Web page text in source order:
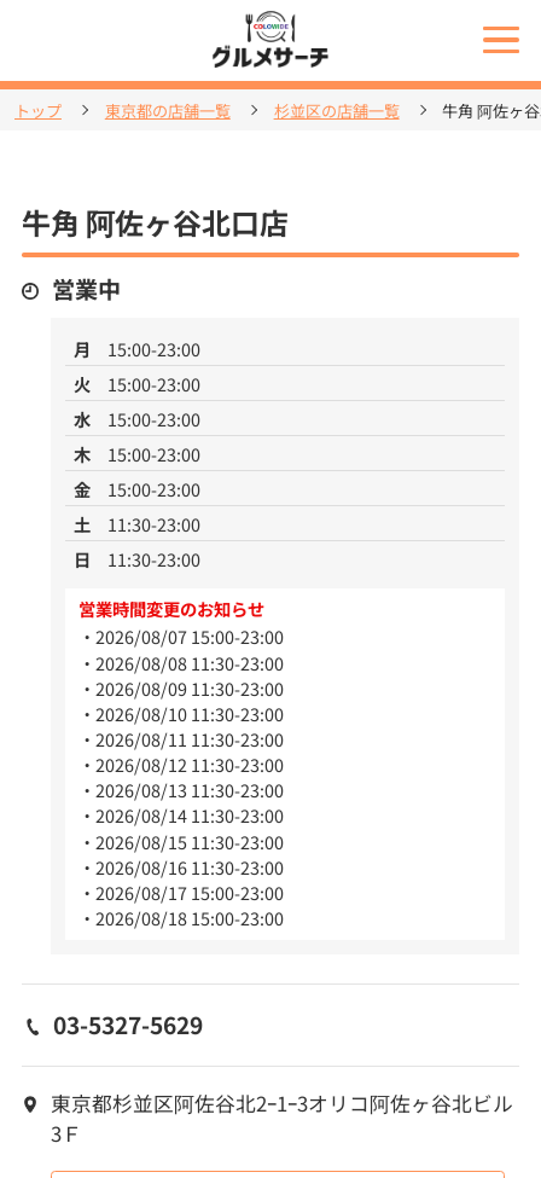
トップ 東京都の店舗一覧 杉並区の店舗一覧 牛角 阿佐ヶ
牛角 阿佐ヶ谷北口店
営業中
月
15:00-23:00
火
15:00-23:00
水
15:00-23:00
木
15:00-23:00
金
15:00-23:00
土
11:30-23:00
日
11:30-23:00
営業時間変更のお知らせ
2026/08/07 15:00-23:00
2026/08/08 11:30-23:00
2026/08/09 11:30-23:00
2026/08/10 11:30-23:00
2026/08/11 11:30-23:00
2026/08/12 11:30-23:00
2026/08/13 11:30-23:00
2026/08/14 11:30-23:00
2026/08/15 11:30-23:00
2026/08/16 11:30-23:00
2026/08/17 15:00-23:00
2026/08/18 15:00-23:00
03-5327-5629
東京都杉並区阿佐谷北2ｰ1ｰ3オリコ阿佐ヶ谷北ビル
3Ｆ